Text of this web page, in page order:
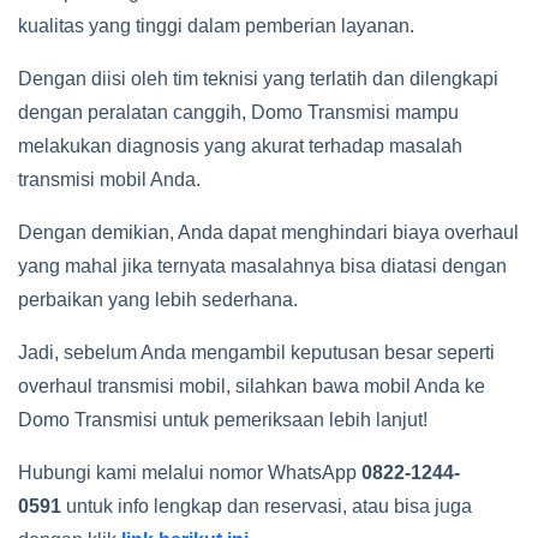
kualitas yang tinggi dalam pemberian layanan.
Dengan diisi oleh tim teknisi yang terlatih dan dilengkapi
dengan peralatan canggih, Domo Transmisi mampu
melakukan diagnosis yang akurat terhadap masalah
transmisi mobil Anda.
Dengan demikian, Anda dapat menghindari biaya overhaul
yang mahal jika ternyata masalahnya bisa diatasi dengan
perbaikan yang lebih sederhana.
Jadi, sebelum Anda mengambil keputusan besar seperti
overhaul transmisi mobil, silahkan bawa mobil Anda ke
Domo Transmisi untuk pemeriksaan lebih lanjut!
Hubungi kami melalui nomor WhatsApp 0822-1244-
0591 untuk info lengkap dan reservasi, atau bisa juga